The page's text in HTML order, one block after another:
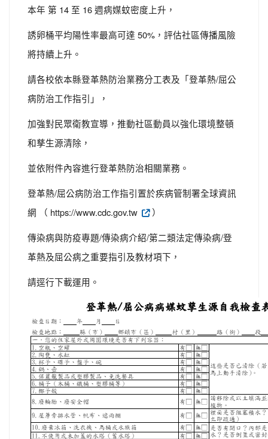
本年 第 14 至 16 週病媒蚊密度上升，
誘卵桶平均陽性率最高可達 50%，評估社區傳播風險
將持續上升。
請各校依本縣登革熱防治業務分工表及「登革熱/屈公
病防治工作指引」，
加強對民眾衛教宣導，推動社區動員以強化環境整頓
和孳生源清除，
並依附件內容進行登革熱防治相關業務。
登革熱/屈公病防治工作指引置於疾病管制署全球資訊
網 （ https://www.cdc.gov.tw
）
傳染病與防疫專題/傳染病介紹/第二類法定傳染病/登
革熱及屈公病之重要指引及教材項下，
請逕行下載運用。